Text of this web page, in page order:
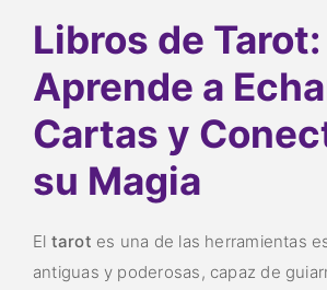
Libros de Tarot:
Aprende a
Cartas y
su Magia
El tarot es una de las herramientas
antiguas y poderosas, capaz de